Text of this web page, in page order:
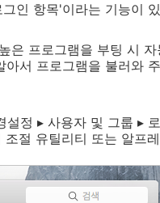
인 항목'이라는 기능이
은 프로그램을 부팅 시
서 프로그램을 불러와
정 ▸ 사용자 및 그룹 ▸
절 유틸리티 또는 알프